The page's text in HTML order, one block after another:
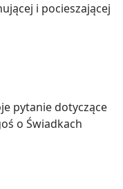
i pocieszającej
pytanie dotyczące
o Świadkach